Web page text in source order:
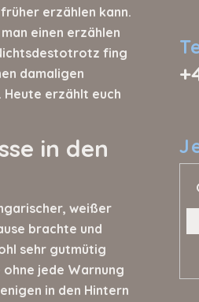
erzählen kann.
einen erzählen
fing
damaligen
erzählt euch
in den
weißer
brachte und
sehr gutmütig
jede Warnung
in den Hintern